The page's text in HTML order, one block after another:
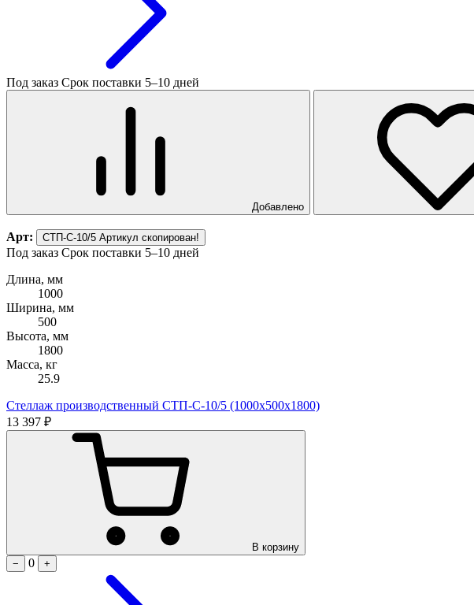
Под заказ Срок поставки 5–10 дней
Добавлено
Арт: СТП-С-10/5 Артикул скопирован!
Под заказ Срок поставки 5–10 дней
Длина, мм
1000
Ширина, мм
500
Высота, мм
1800
Масса, кг
25.9
Стеллаж производственный СТП-С-10/5 (1000х500х1800)
13 397 ₽
В корзину
−
0 +